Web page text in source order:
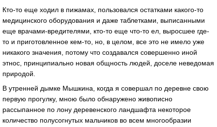
Кто-то еще ходил в пижамах, пользовался остатками какого-то
медицинского оборудования и даже таблетками, выписанными
еще врачами-вредителями, кто-то еще что-то ел, выросшее где-
то и приготовленное кем-то, но, в целом, все это не имело уже
никакого значения, потому что создавался совершенно иной
этнос, принципиально новая общность людей, доселе неведомая
природой.
В утренней дымке Мышкина, когда я совершал по деревне свою
первую прогулку, мною было обнаружено живописно
рассыпанное по лону деревенского ландшафта некоторое
количество полусогнутых мальчиков во всем многообразии